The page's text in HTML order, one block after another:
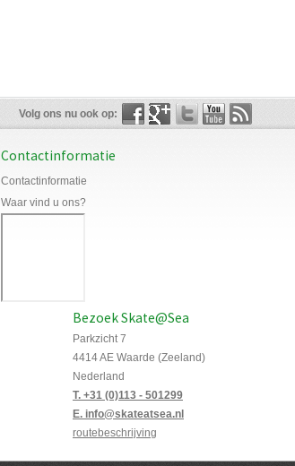
Volg ons nu ook op:
Contactinformatie
Contactinformatie
Waar vind u ons?
Bezoek Skate@Sea
Parkzicht 7
4414 AE Waarde (Zeeland)
Nederland
T. +31 (0)113 - 501299
E. info@skateatsea.nl
routebeschrijving